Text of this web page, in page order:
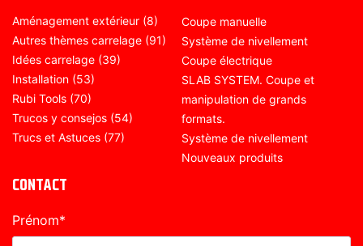
Aménagement extérieur (8)
Autres thèmes carrelage (91)
Idées carrelage (39)
Installation (53)
Rubi Tools (70)
Trucos y consejos (54)
Trucs et Astuces (77)
Coupe manuelle
Système de nivellement
Coupe électrique
SLAB SYSTEM. Coupe et
manipulation de grands
formats.
Système de nivellement
Nouveaux produits
CONTACT
Prénom*